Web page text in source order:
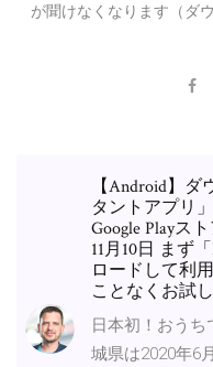
が聞けなくなります（ダ
【Android】
タントアプリ
Google Playス
11月10日 まず
ロードして利
ことなくお試
日本初！おう
城県は2020年6